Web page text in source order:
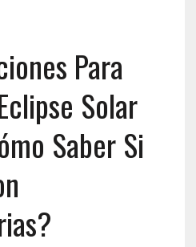
Para
Solar
Saber Si